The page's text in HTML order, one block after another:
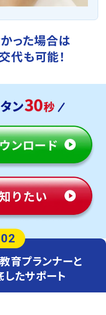
った場合は
代も可能！
02
育プランナーと
たサポート